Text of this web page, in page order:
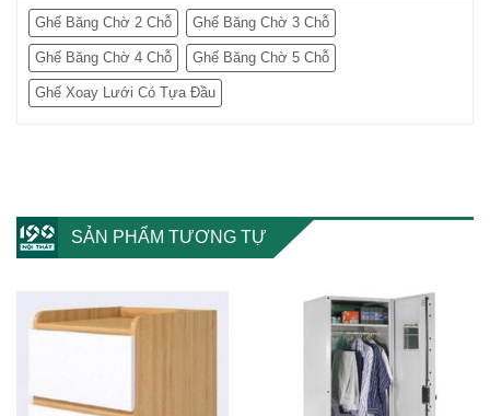
Ghế Băng Chờ 2 Chỗ Ghế Băng Chờ 3 Chỗ
Ghế Băng Chờ 4 Chỗ Ghế Băng Chờ 5 Chỗ
Ghế Xoay Lưới Có Tựa Đầu
SẢN PHẨM TƯƠNG TỰ